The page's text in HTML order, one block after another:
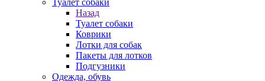
Туалет собаки
Назад
Туалет собаки
Коврики
Лотки для собак
Пакеты для лотков
Подгузники
Одежда, обувь